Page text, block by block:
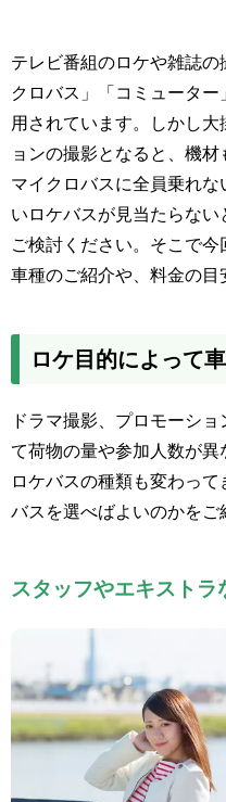
テレビ番組のロケや雑誌
クロバス」「コミュータ
用されています。しかし
ョンの撮影となると、機材
マイクロバスに全員乗れ
いロケバスが見当たらな
ご検討ください。そこで
車種のご紹介や、料金の目
ロケ目的によって
ドラマ撮影、プロモーシ
て荷物の量や参加人数が
ロケバスの種類も変わっ
バスを選べばよいのかをご
スタッフやエキスト